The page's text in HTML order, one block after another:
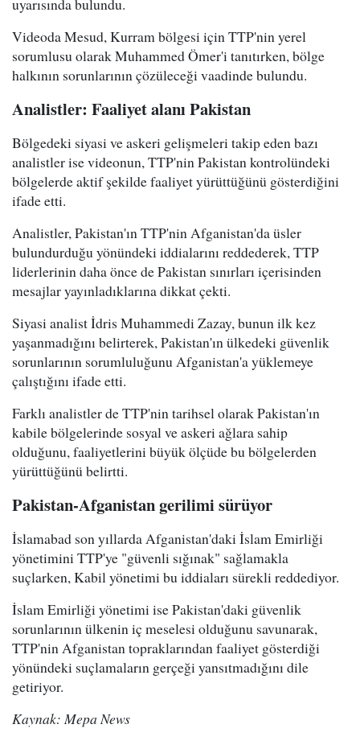
Videoda Mesud, Kurram bölgesi için TTP'nin yerel
sorumlusu olarak Muhammed Ömer'i tanıtırken, bölge
halkının sorunlarının çözüleceği vaadinde bulundu.
Analistler: Faaliyet alanı Pakistan
Bölgedeki siyasi ve askeri gelişmeleri takip eden bazı
analistler ise videonun, TTP'nin Pakistan kontrolündeki
bölgelerde aktif şekilde faaliyet yürüttüğünü gösterdiğini
ifade etti.
Analistler, Pakistan'ın TTP'nin Afganistan'da üsler
bulundurduğu yönündeki iddialarını reddederek, TTP
liderlerinin daha önce de Pakistan sınırları içerisinden
mesajlar yayınladıklarına dikkat çekti.
Siyasi analist İdris Muhammedi Zazay, bunun ilk kez
yaşanmadığını belirterek, Pakistan'ın ülkedeki güvenlik
sorunlarının sorumluluğunu Afganistan'a yüklemeye
çalıştığını ifade etti.
Farklı analistler de TTP'nin tarihsel olarak Pakistan'ın
kabile bölgelerinde sosyal ve askeri ağlara sahip
olduğunu, faaliyetlerini büyük ölçüde bu bölgelerden
yürüttüğünü belirtti.
Pakistan-Afganistan gerilimi sürüyor
İslamabad son yıllarda Afganistan'daki İslam Emirliği
yönetimini TTP'ye "güvenli sığınak" sağlamakla
suçlarken, Kabil yönetimi bu iddiaları sürekli reddediyor.
İslam Emirliği yönetimi ise Pakistan'daki güvenlik
sorunlarının ülkenin iç meselesi olduğunu savunarak,
TTP'nin Afganistan topraklarından faaliyet gösterdiği
yönündeki suçlamaların gerçeği yansıtmadığını dile
getiriyor.
Kaynak: Mepa News